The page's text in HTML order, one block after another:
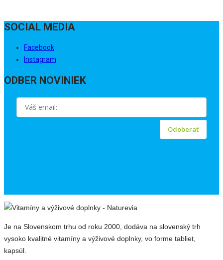
SOCIAL MEDIA
Facebook
Instagram
ODBER NOVINIEK
Odoberať
Je na Slovenskom trhu od roku 2000, dodáva na slovenský trh
vysoko kvalitné vitamíny a výživové doplnky, vo forme tabliet,
kapsúl.